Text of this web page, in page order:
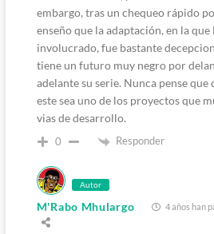
embargo, tras un chequeo rápido
enseño que la adaptación, en la
involucrado, fue bastante
tiene un futuro muy negro por
adelante su serie. Nunca pense
este sea uno de los proyectos que
vias de desarrollo.
0 Responder
Autor
M'Rabo Mhulargo 4 años han